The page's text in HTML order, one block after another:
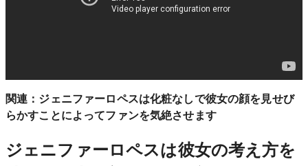
関連： ジェニファーロペスは化粧なしで彼女の顔を見せび
らかすことによってファンを気絶させます
ジェニファーロペスは彼女の考え方を